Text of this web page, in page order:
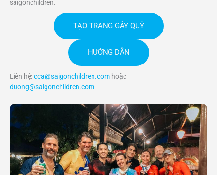
saigonchildren.
TẠO TRANG GÂY QUỸ
HƯỚNG DẪN
Liên hệ:cca@saigonchildren.com hoặc
duong@saigonchildren.com